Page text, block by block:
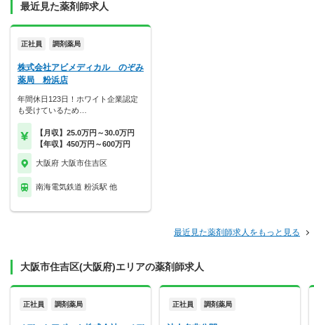
最近見た薬剤師求人
正社員 調剤薬局
株式会社アビメディカル のぞみ
薬局 粉浜店
年間休日123日！ホワイト企業認定
も受けているため…
【月収】25.0万円～30.0万円
【年収】450万円～600万円
大阪府 大阪市住吉区
南海電気鉄道 粉浜駅 他
最近見た薬剤師求人をもっと見る
大阪市住吉区(大阪府)エリアの薬剤師求人
正社員 調剤薬局 正社員 調剤薬局